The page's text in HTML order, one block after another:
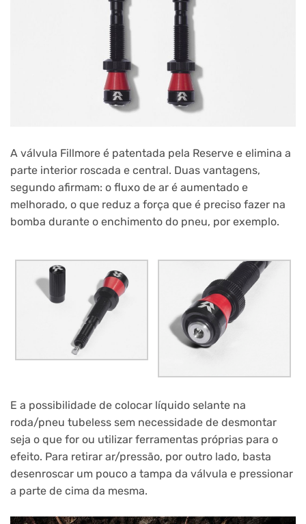
A válvula Fillmore é patentada pela Reserve e elimina a
parte interior roscada e central. Duas vantagens,
segundo afirmam: o fluxo de ar é aumentado e
melhorado, o que reduz a força que é preciso fazer na
bomba durante o enchimento do pneu, por exemplo.
E a possibilidade de colocar líquido selante na
roda/pneu tubeless sem necessidade de desmontar
seja o que for ou utilizar ferramentas próprias para o
efeito. Para retirar ar/pressão, por outro lado, basta
desenroscar um pouco a tampa da válvula e pressionar
a parte de cima da mesma.